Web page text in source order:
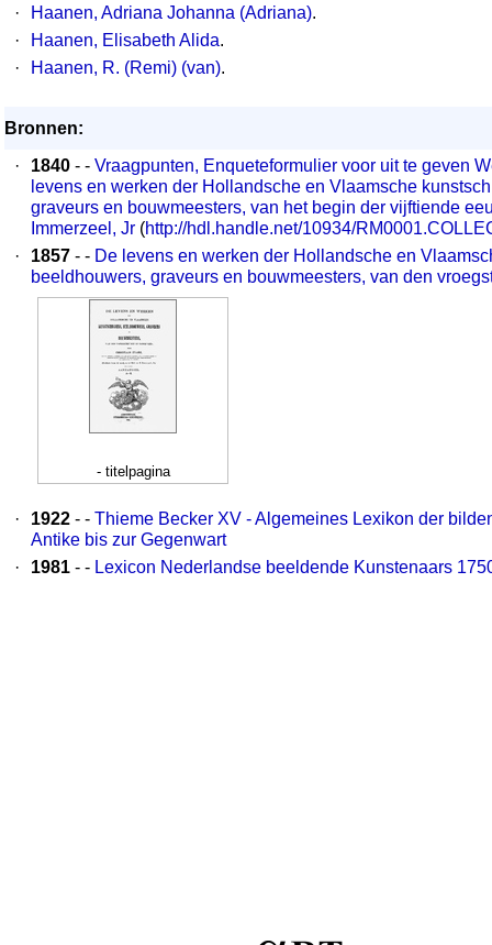
·
Haanen, Adriana Johanna (Adriana).
·
Haanen, Elisabeth Alida.
·
Haanen, R. (Remi) (van).
Bronnen:
·
1840 - - Vraagpunten, Enqueteformulier voor uit te geven
levens en werken der Hollandsche en Vlaamsche
graveurs en bouwmeesters, van het begin der vijftiende
Immerzeel, Jr (http://hdl.handle.net/10934/
·
1857 - - De levens en werken der Hollandsche en
beeldhouwers, graveurs en bouwmeesters, van den
- titelpagina
· 1922 - - Thieme Becker XV - Algemeines Lexikon der
Antike bis zur Gegenwart
·
1981 - - Lexicon Nederlandse beeldende Kunstenaars